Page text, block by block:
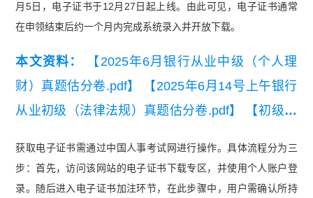
月5日，电子证书于12月27日起上线。由此可见，电子证书通常
在申领结束后约一个月内完成系统录入并开放下载。
本文资料：
【2025年6月银行从业中级（个人理
财）真题估分卷.pdf】
【2025年6月14号上午银行
从业初级（法律法规）真题估分卷.pdf】
【初级银
获取电子证书需通过中国人事考试网进行操作。具体流程分为三
步：首先，访问该网站的电子证书下载专区，并使用个人账户登
录。随后进入电子证书加注环节，在此步骤中，用户需确认所持